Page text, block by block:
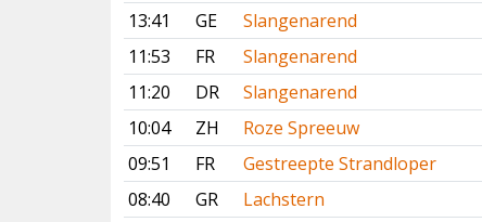
13:41
GE
Slangenarend
11:53
FR
Slangenarend
11:20
DR
Slangenarend
10:04
ZH
Roze Spreeuw
09:51
FR
Gestreepte Strandloper
08:40
GR
Lachstern